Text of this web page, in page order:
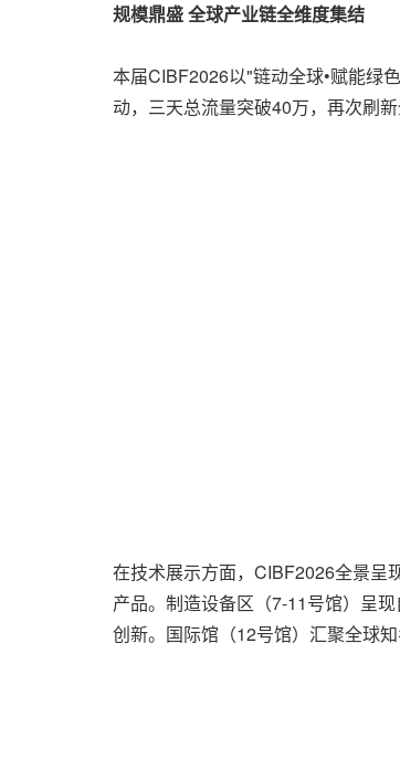
规模鼎盛 全球产业链全维度集结
本届CIBF2026以"链动全球•赋能绿
动，三天总流量突破40万，再次刷
在技术展示方面，CIBF2026全景呈
产品。制造设备区（7-11号馆）呈
创新。国际馆（12号馆）汇聚全球